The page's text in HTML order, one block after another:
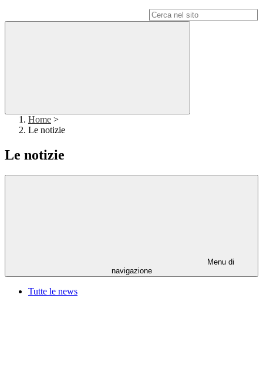
Home >
Le notizie
Le notizie
Menu di
navigazione
Tutte le news